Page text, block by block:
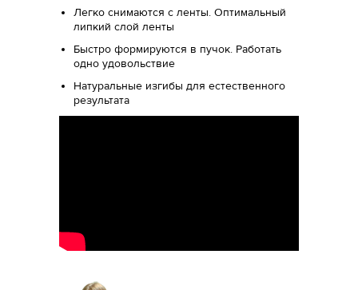
Легко снимаются с ленты. Оптимальный
липкий слой ленты
Быстро формируются в пучок. Работать
одно удовольствие
Натуральные изгибы для естественного
результата